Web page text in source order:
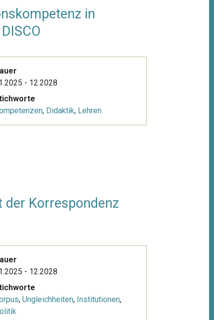
in
- 12.2028
, Didaktik, Lehren
der Korrespondenz
- 12.2028
, Ungleichheiten, Institutionen,